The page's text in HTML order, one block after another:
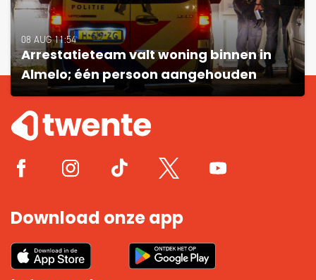
08 AUG 11:54
Arrestatieteam valt woning binnen in
Almelo; één persoon aangehouden
Download onze app